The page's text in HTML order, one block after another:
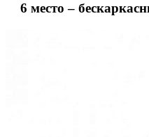
6 место –